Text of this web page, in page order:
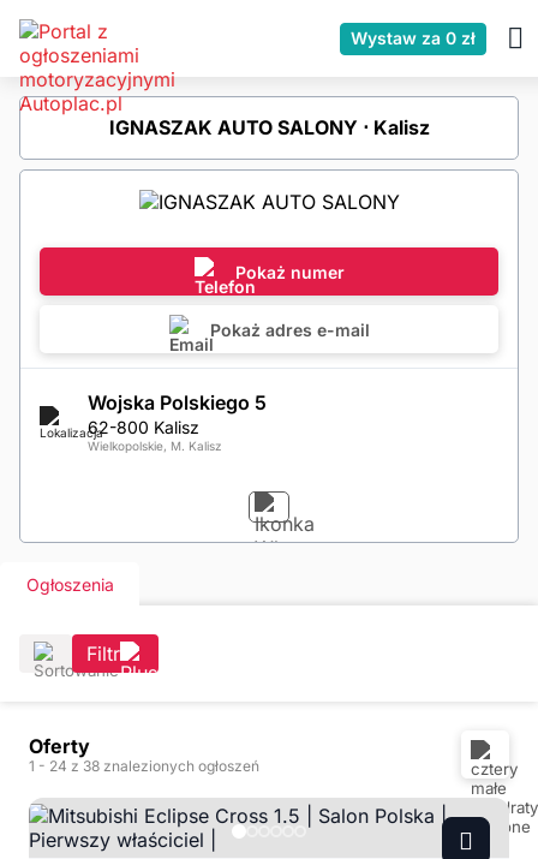
Wystaw za 0 zł
IGNASZAK AUTO SALONY ⋅ Kalisz
Pokaż numer
Pokaż adres e-mail
Wojska Polskiego 5
62-800 Kalisz
Wielkopolskie, M. Kalisz
Ogłoszenia
Filtr
Oferty
1 - 24 z 38 znalezionych ogłoszeń